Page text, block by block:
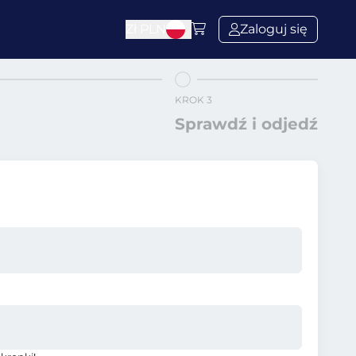
Zaloguj się
KROK 3
Sprawdź i odjedź